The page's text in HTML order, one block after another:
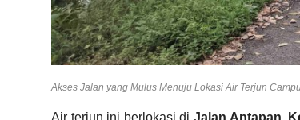
Akses Jalan yang Mulus Menuju Lokasi Air Terjun